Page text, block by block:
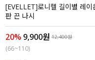
스커트
언더웨어/파자마
코디템
[EVELLET]로니헬 길이별 레이
판 끈 나시
20% 9,900원 12,400원
(66~110)